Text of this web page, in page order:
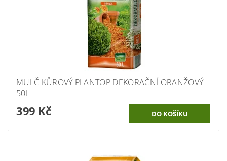
MULČ KŮROVÝ PLANTOP DEKORAČNÍ ORANŽOVÝ
50L
399 Kč